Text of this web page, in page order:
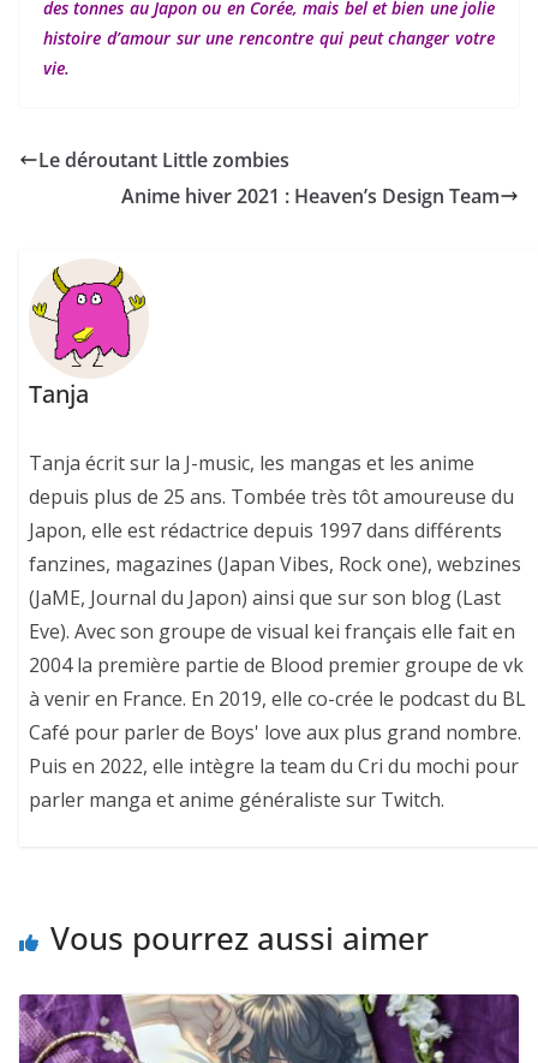
des tonnes au Japon ou en Corée, mais bel et bien une jolie
histoire d’amour sur une rencontre qui peut changer votre
vie.
Le déroutant Little zombies
Anime hiver 2021 : Heaven’s Design Team
Tanja
Tanja écrit sur la J-music, les mangas et les anime
depuis plus de 25 ans. Tombée très tôt amoureuse du
Japon, elle est rédactrice depuis 1997 dans différents
fanzines, magazines (Japan Vibes, Rock one), webzines
(JaME, Journal du Japon) ainsi que sur son blog (Last
Eve). Avec son groupe de visual kei français elle fait en
2004 la première partie de Blood premier groupe de vk
à venir en France. En 2019, elle co-crée le podcast du BL
Café pour parler de Boys' love aux plus grand nombre.
Puis en 2022, elle intègre la team du Cri du mochi pour
parler manga et anime généraliste sur Twitch.
Vous pourrez aussi aimer